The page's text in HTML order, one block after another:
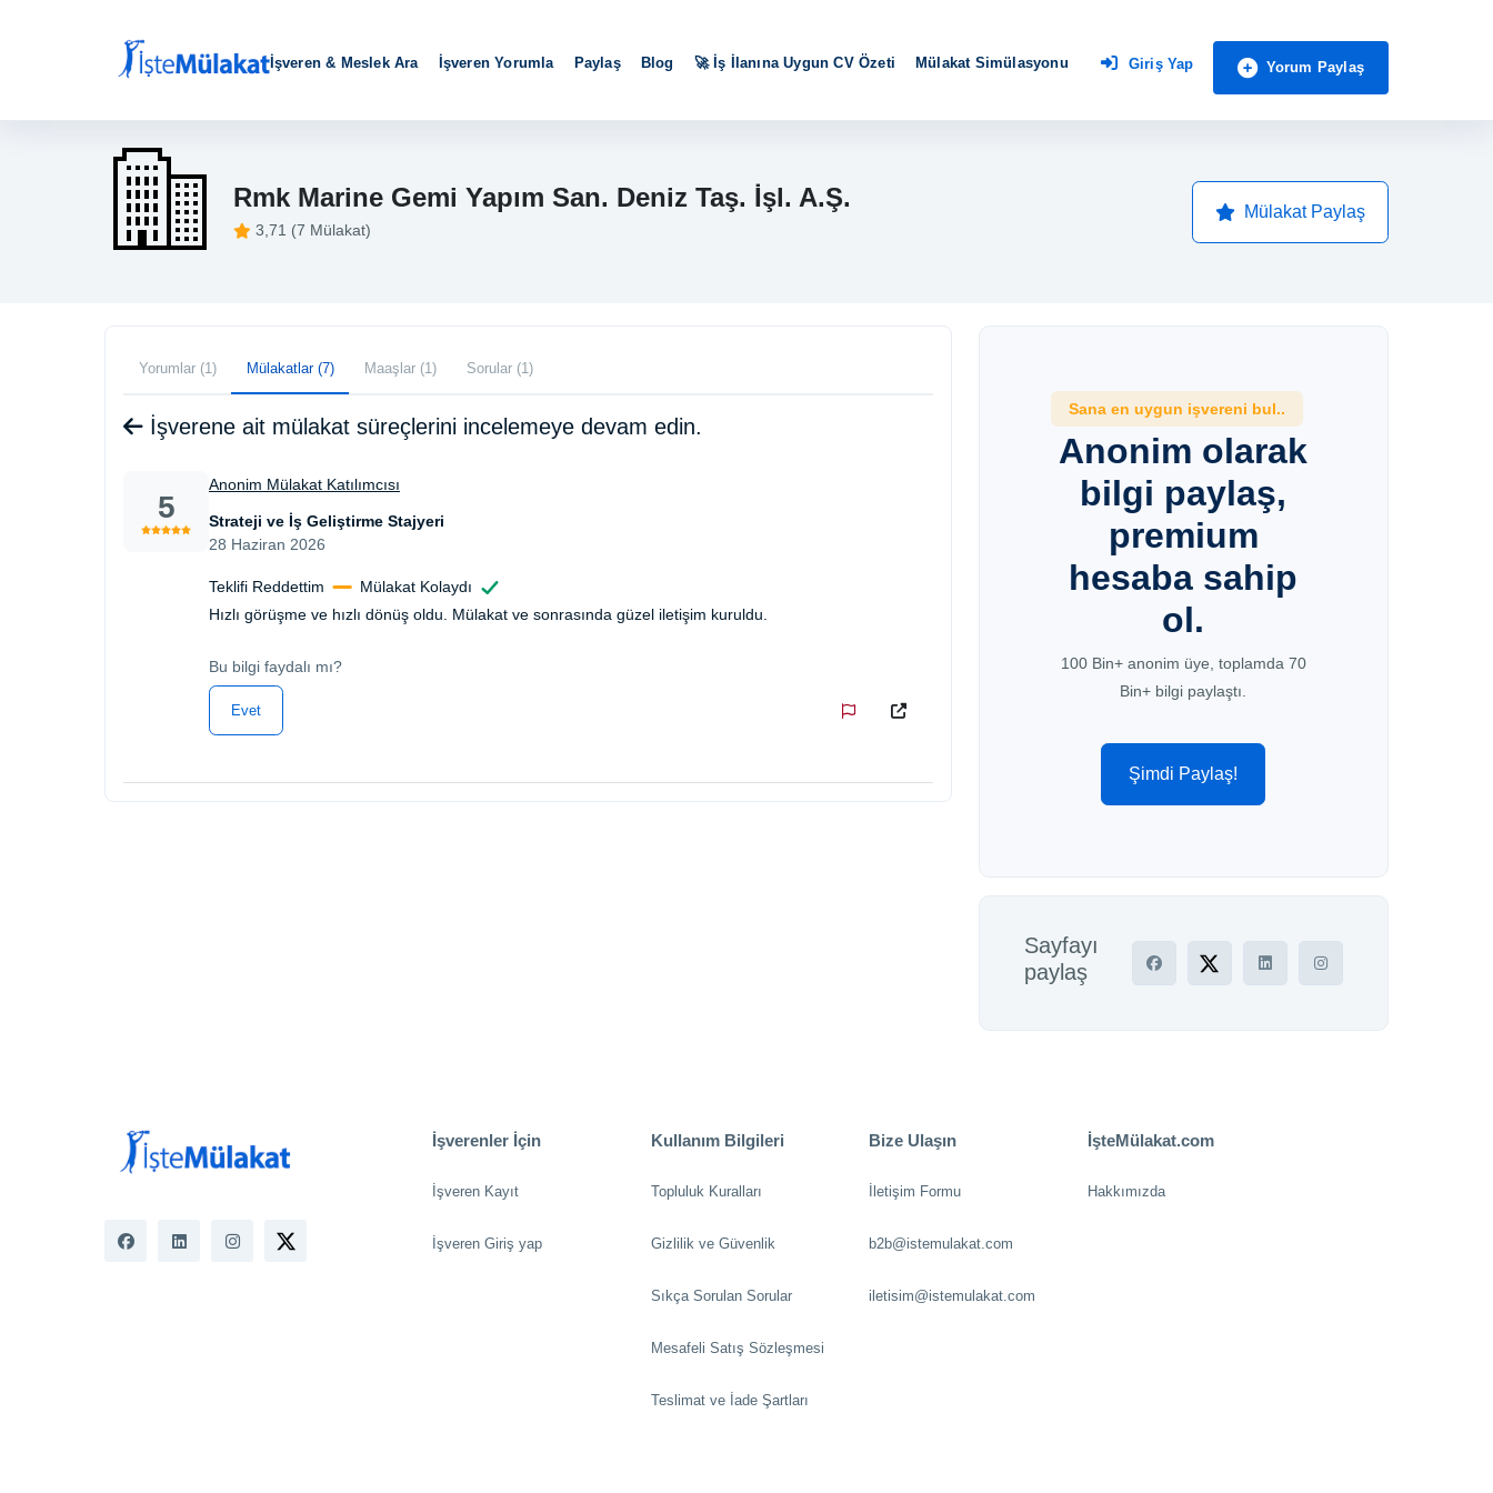
İşveren & Meslek Ara İşveren Yorumla Paylaş Blog 🚀 İş İlanına Uygun CV Özeti Mülakat Simülasyonu Giriş Yap Yorum Paylaş
Rmk Marine Gemi Yapım San. Deniz Taş. İşl. A.Ş.
3,71 (7 Mülakat)
Mülakat Paylaş
Yorumlar (1) Mülakatlar (7) Maaşlar (1) Sorular (1)
İşverene ait mülakat süreçlerini incelemeye devam edin.
5
Anonim Mülakat Katılımcısı
Strateji ve İş Geliştirme Stajyeri
28 Haziran 2026
Teklifi Reddettim
Mülakat Kolaydı
Hızlı görüşme ve hızlı dönüş oldu. Mülakat ve sonrasında güzel iletişim kuruldu.
Bu bilgi faydalı mı?
Evet
Sana en uygun işvereni bul..
Anonim olarak
bilgi paylaş,
premium
hesaba sahip
ol.
100 Bin+ anonim üye, toplamda 70
Bin+ bilgi paylaştı.
Şimdi Paylaş!
Sayfayı
paylaş
İşverenler İçin
İşveren Kayıt
İşveren Giriş yap
Kullanım Bilgileri
Topluluk Kuralları
Gizlilik ve Güvenlik
Sıkça Sorulan Sorular
Mesafeli Satış Sözleşmesi
Teslimat ve İade Şartları
Bize Ulaşın
İletişim Formu
b2b@istemulakat.com
iletisim@istemulakat.com
İşteMülakat.com
Hakkımızda